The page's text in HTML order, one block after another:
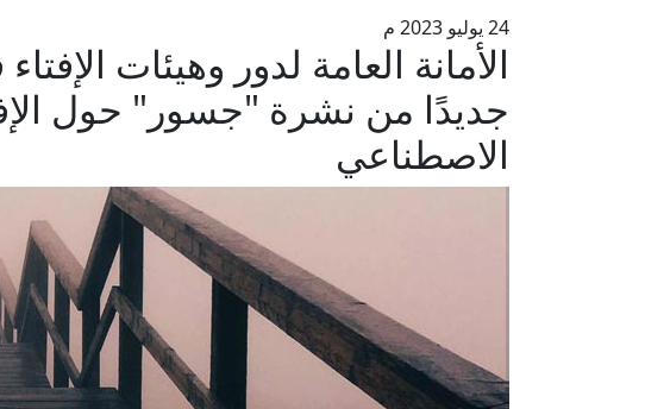
24 يوليو 2023 م
الأمانة العامة لدور وهيئات
جديدًا من نشرة "جسور" حول
الاصطناعي